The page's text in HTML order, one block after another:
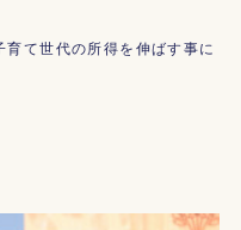
育て世代の所得を伸ばす事に